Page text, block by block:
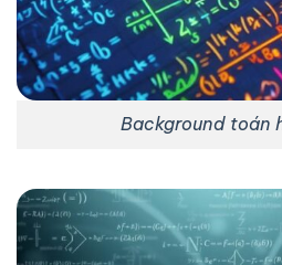
Background toán